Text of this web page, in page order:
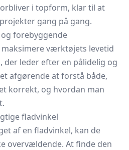
i topform, klar til at
gang på gang.
forebyggende
værktøjets levetid
der leder efter en pålidelig og
afgørende at forstå både,
korrekt, og hvordan man
fladvinkel
af en fladvinkel, kan de
overvældende. At finde den